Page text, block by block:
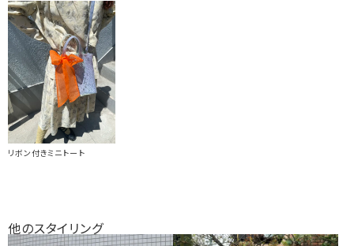
リボン付きミニトート
他のスタイリング